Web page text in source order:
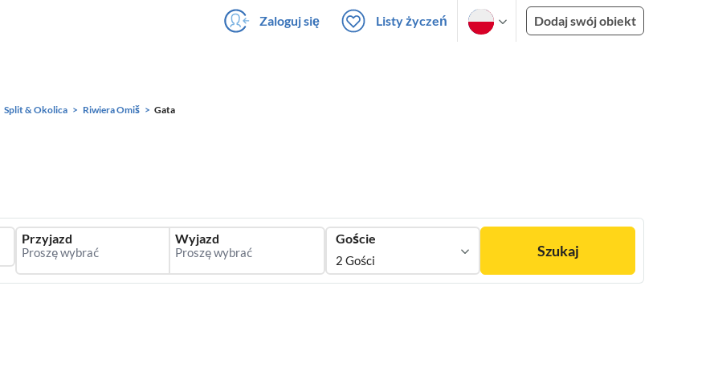
Zaloguj się Listy życzeń Dodaj swój obiekt
Split & Okolica Riwiera Omiš Gata
Przyjazd Wyjazd Goście
2 Gości
Szukaj